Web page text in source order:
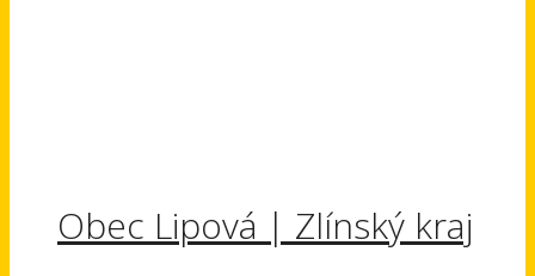
Obec Lipová | Zlínský kraj